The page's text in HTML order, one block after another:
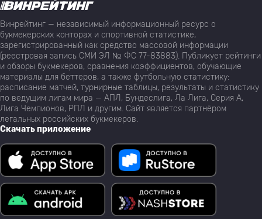
Винрейтинг — независимый информационный ресурс о
букмекерских конторах и спортивной статистике,
зарегистрированный как средство массовой информации
(реестровая запись СМИ ЭЛ № ФС 77-83883). Публикует рейтинги
и обзоры букмекеров, сравнения коэффициентов, обучающие
материалы для беттеров, а также футбольную статистику:
расписание матчей, турнирные таблицы, результаты и статистику
по ведущим лигам мира — АПЛ, Бундеслига, Ла Лига, Серия А,
Лига Чемпионов, РПЛ и другим. Сайт является партнёром
легальных российских букмекеров.
Скачать приложение